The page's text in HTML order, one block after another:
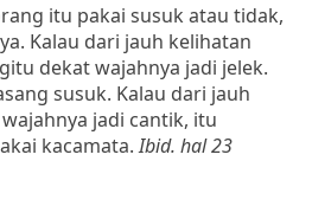
itu pakai susuk atau tidak,
Kalau dari jauh kelihatan
dekat wajahnya jadi jelek.
susuk. Kalau dari jauh
jadi cantik, itu
kacamata.Ibid. hal 23